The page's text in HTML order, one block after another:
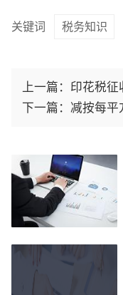
关键词 税务知识
上一篇： 印花税征
下一篇：减按每平